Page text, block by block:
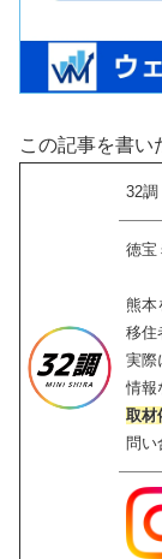
この記事を書い
32調
徳宝
熊本
移住
実際
情報
取材
問い